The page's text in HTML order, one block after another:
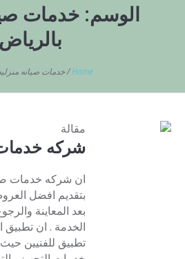
الوسم: خدمات
بالرياض
Home
/خدمات صيانه
مقالة
شركه خدمات
ان شركه خدمات
بتقديم افضل
بعد المعاينة
الخدمة . ان تطبيق
تطبيق للفنيين